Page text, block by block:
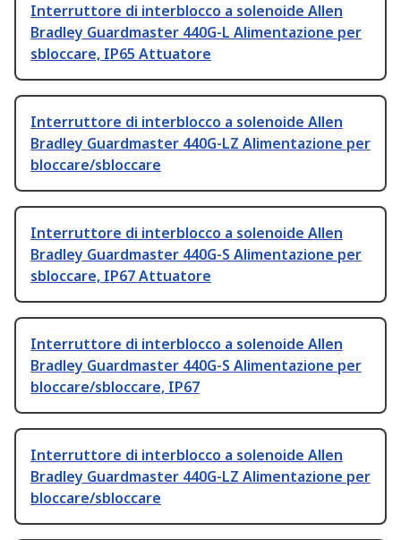
Interruttore di interblocco a solenoide Allen
Bradley Guardmaster 440G-L Alimentazione per
sbloccare, IP65 Attuatore
Interruttore di interblocco a solenoide Allen
Bradley Guardmaster 440G-LZ Alimentazione per
bloccare/sbloccare
Interruttore di interblocco a solenoide Allen
Bradley Guardmaster 440G-S Alimentazione per
sbloccare, IP67 Attuatore
Interruttore di interblocco a solenoide Allen
Bradley Guardmaster 440G-S Alimentazione per
bloccare/sbloccare, IP67
Interruttore di interblocco a solenoide Allen
Bradley Guardmaster 440G-LZ Alimentazione per
bloccare/sbloccare